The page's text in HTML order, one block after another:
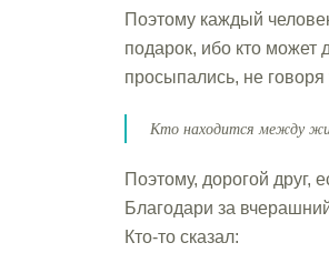
Поэтому каждый
подарок, ибо кто может
просыпались, не
Кто находится между
Поэтому, дорогой друг,
Благодари за
Кто-то сказал: